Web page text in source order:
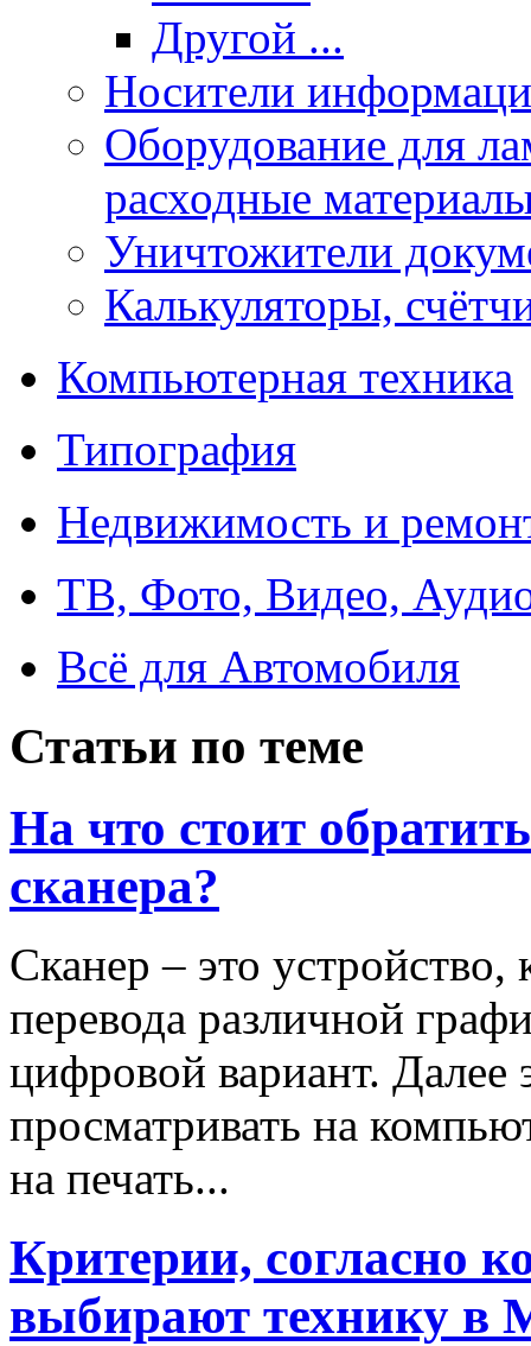
Другой ...
Носители
Оборудование для
расходные
Уничтожители
Калькуляторы,
Компьютерная техника
Типография
Недвижимость и
ТВ, Фото, Видео,
Всё для Автомобиля
Статьи по теме
На что стоит
сканера?
Сканер – это устройство,
перевода различной
цифровой вариант.
просматривать на
на печать...
Критерии, согласно
выбирают технику в